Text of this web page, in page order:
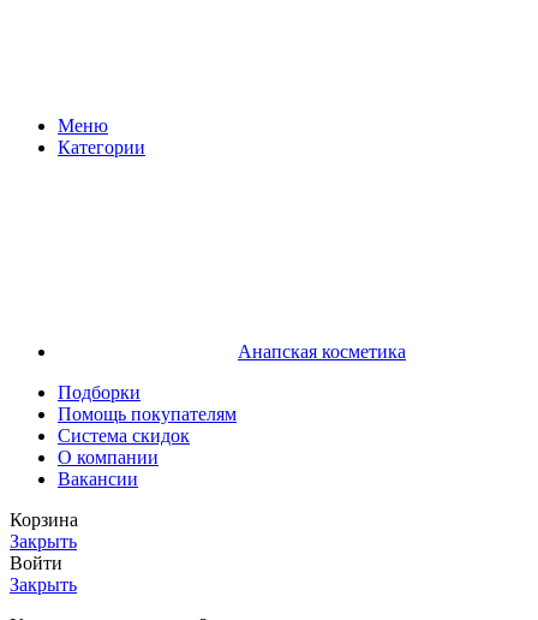
Меню
Категории
Анапская косметика
Подборки
Помощь покупателям
Система скидок
О компании
Вакансии
Корзина
Закрыть
Войти
Закрыть